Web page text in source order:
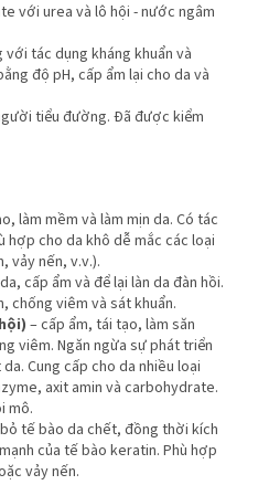
với urea và lô hội - nước ngâm
với tác dụng kháng khuẩn và
độ pH, cấp ẩm lại cho da và
tiểu đường. Đã được kiểm
làm mềm và làm mịn da. Có tác
hợp cho da khô dễ mắc các loại
vảy nến, v.v.).
cấp ẩm và để lại làn da đàn hồi.
chống viêm và sát khuẩn.
– cấp ẩm, tái tạo, làm săn
viêm. Ngăn ngừa sự phát triển
Cung cấp cho da nhiều loại
axit amin và carbohydrate.
mô.
tế bào da chết, đồng thời kích
của tế bào keratin. Phù hợp
vảy nến.